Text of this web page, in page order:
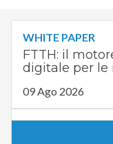
WHITE PAPER
FTTH: il
digitale per le
09 Ago 2026